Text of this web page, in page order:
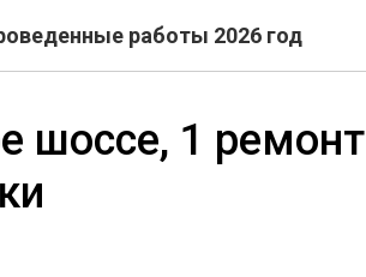
работы 2026 год
шоссе, 1 ремонт